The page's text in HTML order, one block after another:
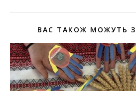
ВАС ТАКОЖ МОЖУТЬ